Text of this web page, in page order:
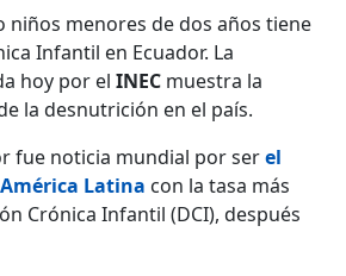
niños menores de dos años tiene
Infantil en Ecuador. La
hoy por el INEC muestra la
la desnutrición en el país.
fue noticia mundial por serel
Latina con la tasa más
Crónica Infantil (DCI), después